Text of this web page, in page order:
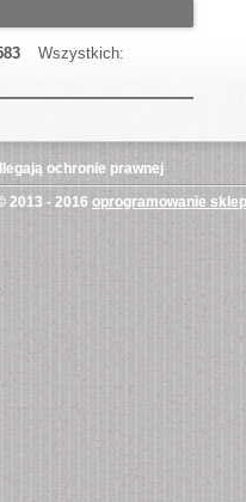
Wszystkich:
ochronie prawnej
2013 - 2016 oprogramowanie